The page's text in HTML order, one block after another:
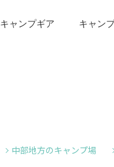
キャンプギア キャン
中部地方のキャンプ場